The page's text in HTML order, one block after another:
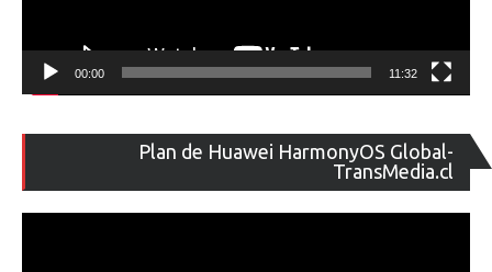
00:00 11:32
Plan de Huawei HarmonyOS Global-
TransMedia.cl
de